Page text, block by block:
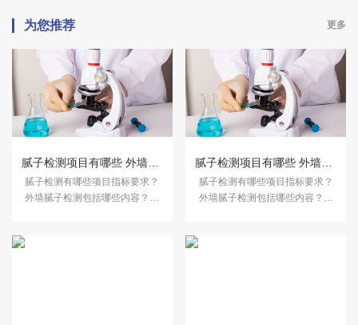
为您推荐 更多
腻子检测项目有哪些 外墙腻子检测哪些内容
腻子检测有哪些项目指标要求？
外墙腻子检测包括哪些内容？下
腻子检测项目有哪些 外墙腻子检测哪些内容
腻子检测有哪些项目指标要求？
外墙腻子检测包括哪些内容？下